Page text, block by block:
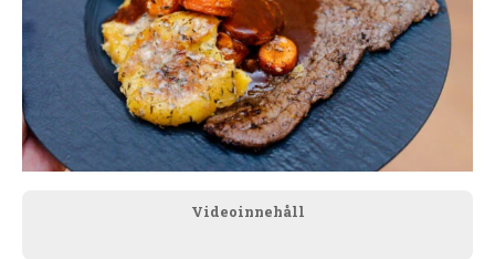
Videoinnehåll